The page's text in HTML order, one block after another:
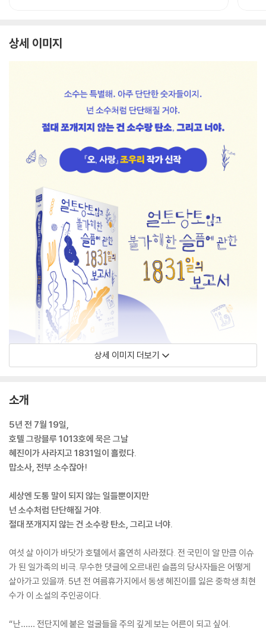
상세 이미지
상세 이미지 더보기
소개
5년 전 7월 19일,
호텔 그랑블루 1013호에 묵은 그날
혜진이가 사라지고 1831일이 흘렀다.
맙소사, 전부 소수잖아!
세상엔 도통 말이 되지 않는 일들뿐이지만
넌 소수처럼 단단해질 거야.
절대 쪼개지지 않는 건 소수랑 탄소, 그리고 너야.
여섯 살 아이가 바닷가 호텔에서 홀연히 사라졌다. 전 국민이 알 만큼 이슈
가 된 일가족의 비극. 무수한 댓글에 오르내린 슬픔의 당사자들은 어떻게
살아가고 있을까. 5년 전 여름휴가지에서 동생 혜진이를 잃은 중학생 최현
수가 이 소설의 주인공이다.
“난…… 전단지에 붙은 얼굴들을 주의 깊게 보는 어른이 되고 싶어.